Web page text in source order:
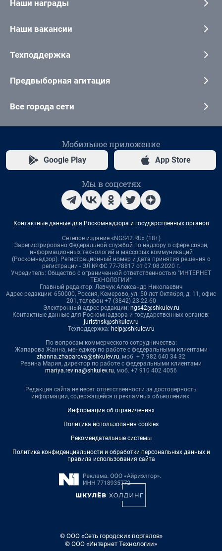
Наши награды
Наши вакансии
Техподдержка
Предвыборная агитация
Все города сети
Мобильное приложение
Google Play App Store
Мы в соцсетях
Контактные данные для Роскомнадзора и государственных органов
Сетевое издание «NGS42.RU» (18+)
Зарегистрировано Федеральной службой по надзору в сфере связи,
информационных технологий и массовых коммуникаций
(Роскомнадзор). Регистрационный номер и дата принятия решения о
регистрации - ЭЛ № ФС 77-78817 от 07.08.2020 г.
Учредитель: Общество с ограниченной ответственностью "ИНТЕРНЕТ
ТЕХНОЛОГИИ"
Главный редактор: Левчук Александр Николаевич
Адрес редакции: 650000, Россия, Кемерово, ул. 50 лет Октября, д. 11, офис
201, телефон +7 (3842) 23-22-60
Электронный адрес редакции: ngs42@shkulev.ru
Контактные данные для Роскомнадзора и государственных органов:
juristnsk@shkulev.ru
Техподдержка: help@shkulev.ru
По вопросам коммерческого сотрудничества:
Жапарова Жанна, менеджер по работе с федеральными клиентами
zhanna.zhaparova@shkulev.ru, моб. + 7 982 640 34 32
Ревина Мария, директор по работе с федеральными клиентами
mariya.revina@shkulev.ru, моб. +7 910 402 4056
Редакция сайта не несет ответственности за достоверность
информации, содержащейся в рекламных объявлениях.
Информация об ограничениях
Политика использования cookies
Рекомендательные системы
Политика конфиденциальности и обработки персональных данных и
правила использования сайта
© ООО «Сеть городских порталов»
© ООО «Интернет Технологии»